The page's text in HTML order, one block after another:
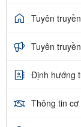
Tuyên
Tuyên
Định hướng
Thông tin cơ